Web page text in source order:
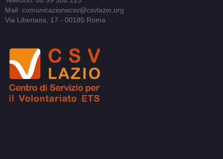
Mail: comunicazionecsv@csvlazio.org
Via Liberiana, 17 - 00185 Roma